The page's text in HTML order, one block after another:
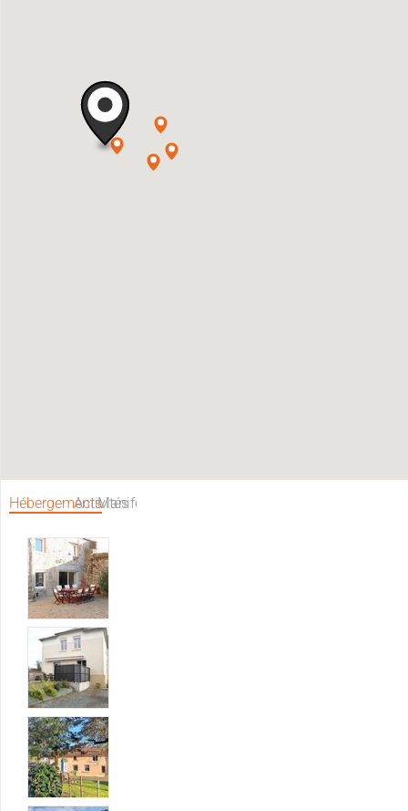
HébergementsActivités
Manifestations